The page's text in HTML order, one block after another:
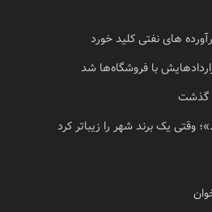
های نفتی کلید خورد
با فروشگاه‌ها شد
گذشت
یک برند شهر را زیباتر کرد